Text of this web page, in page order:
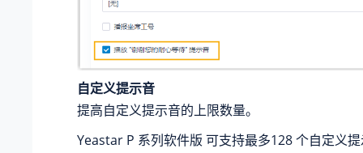
自定义提示音
提高自定义提示音的上限数量。
Yeastar P 系列软件版 可支持最多128 个自定义